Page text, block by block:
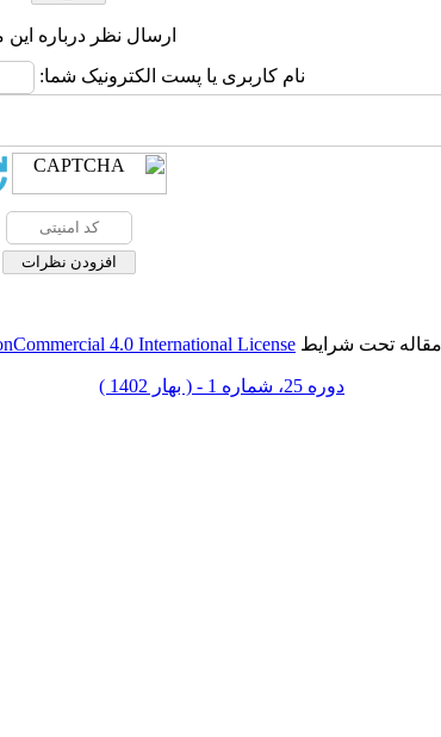
ارسال نظر درباره این
نام کاربری یا پست الکترونیک شما:
مقاله تحت شرایط 4.0 International License
دوره 25، شماره 1 - ( بهار 1402 )